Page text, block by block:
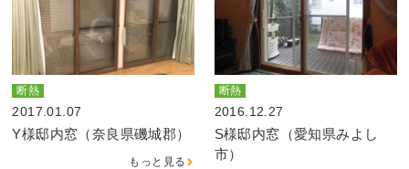
断熱
2017.01.07
Y様邸内窓（奈良県磯城郡）
もっと見る
断熱
2016.12.27
S様邸内窓（愛知県みよし
市）